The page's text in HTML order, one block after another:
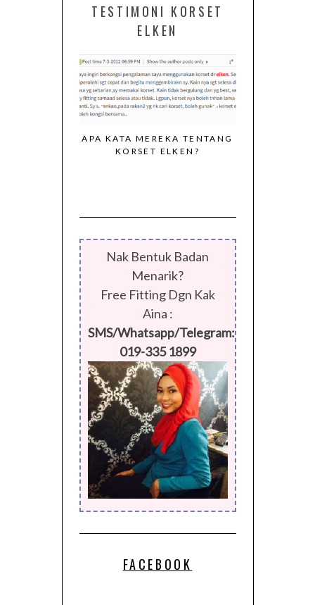
TESTIMONI KORSET
ELKEN
APA KATA MEREKA TENTANG
KORSET ELKEN?
Menarik?
Free Fitting Dgn Kak
Aina :
SMS/Whatsapp/Telegram:
019-335 1899
FACEBOOK